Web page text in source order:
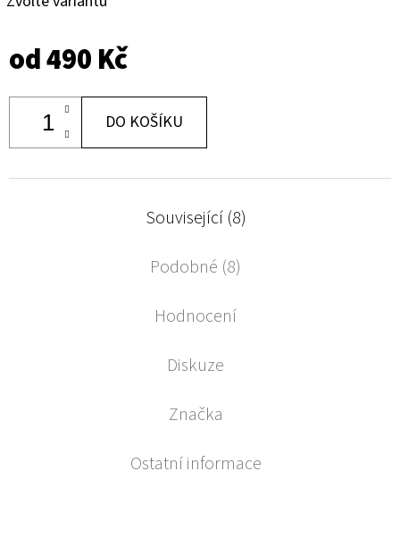
od490 Kč
DO KOŠÍKU
Související (8)
Podobné (8)
Hodnocení
Diskuze
Značka
Ostatní informace